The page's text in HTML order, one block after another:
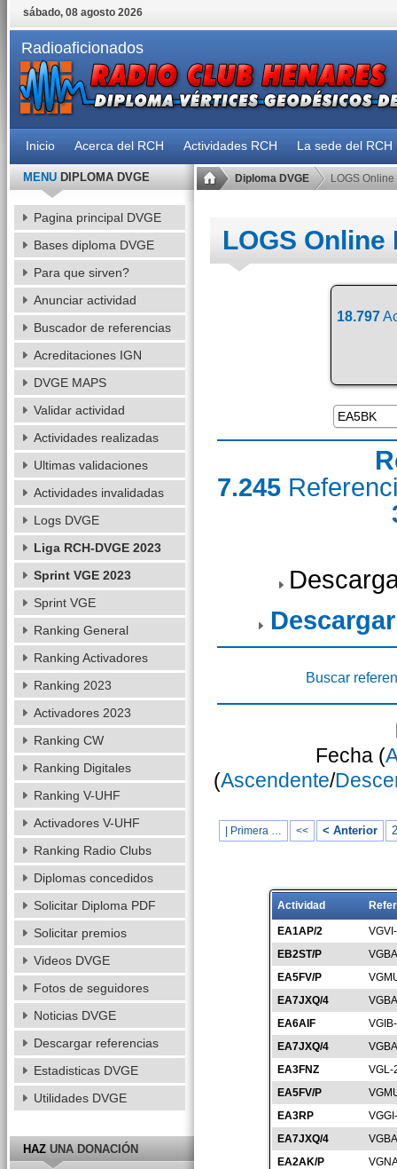
sábado, 08 agosto 2026
Radioaficionados
Inicio Acerca del RCH Actividades RCH La sede del RCH
Diploma DVGE LOGS Online
LOGS Online
18.797
7.245
Buscar
Fecha (
(Ascendente/
| Primera … << < Anterior
Actividad
EA1AP/2
EB2ST/P
EA5FV/P
EA7JXQ/4
EA6AIF
EA7JXQ/4
EA3FNZ
VGL-
EA5FV/P
EA3RP
EA7JXQ/4
EA2AK/P
MENUDIPLOMA DVGE
Pagina principal DVGE
Bases diploma DVGE
Para que sirven?
Anunciar actividad
Buscador de referencias
Acreditaciones IGN
DVGE MAPS
Validar actividad
Actividades realizadas
Ultimas validaciones
Actividades invalidadas
Logs DVGE
Liga RCH-DVGE 2023
Sprint VGE 2023
Sprint VGE
Ranking General
Ranking Activadores
Ranking 2023
Activadores 2023
Ranking CW
Ranking Digitales
Ranking V-UHF
Activadores V-UHF
Ranking Radio Clubs
Diplomas concedidos
Solicitar Diploma PDF
Solicitar premios
Videos DVGE
Fotos de seguidores
Noticias DVGE
Descargar referencias
Estadisticas DVGE
Utilidades DVGE
HAZUNA DONACIÓN